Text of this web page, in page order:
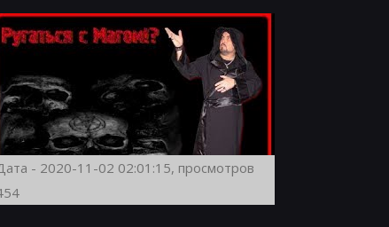
- 2020-11-02 02:01:15, просмотров